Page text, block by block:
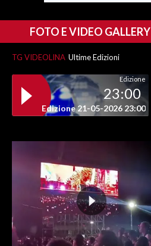
FOTO E VIDEO GALLERY
TG VIDEOLINA Ultime Edizioni
Edizione
23:00
Edizione 21-05-2026 23:00